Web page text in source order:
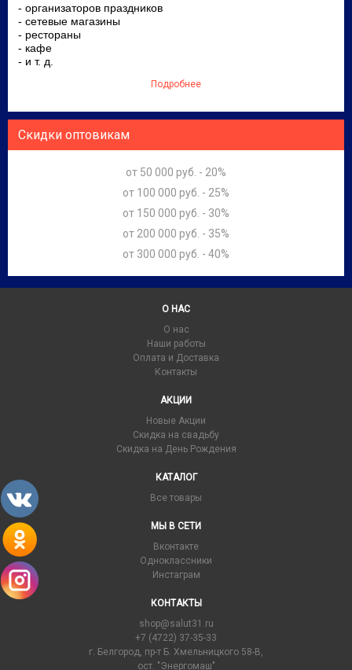
- организаторов праздников
- сетевые магазины
- рестораны
- кафе
- и т. д.
Подробнее
Скидки оптовикам
от 50 000 руб. - 20%
от 100 000 руб. - 25%
от 150 000 руб. - 30%
от 200 000 руб. - 35%
от 300 000 руб. - 40%
О НАС
О нас
Наши работы
Оплата и Доставка
Контакты
АКЦИИ
Новые Акции
Скидка на свадьбу
Скидка на День Рождения
КАТАЛОГ
Все товары
МЫ В СЕТИ
Вконтакте
Одноклассники
Инстаграм
КОНТАКТЫ
shop@salut31.ru
+7 (4722) 37-35-33
г. Белгород, пр-т Б. Хмельницкого 58-В,
ост. "Энергомаш"